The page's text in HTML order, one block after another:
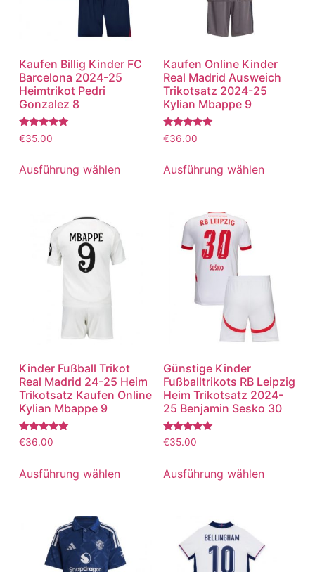
Kaufen Billig Kinder FC
Barcelona 2024-25
Heimtrikot Pedri
Gonzalez 8
Bewertet
mit
von 5
€35.00
Ausführung wählen
Kaufen Online Kinder
Real Madrid Ausweich
Trikotsatz 2024-25
Kylian Mbappe 9
Bewertet
mit
von 5
€36.00
Ausführung wählen
Kinder Fußball Trikot
Real Madrid 24-25 Heim
Trikotsatz Kaufen Online
Kylian Mbappe 9
Bewertet
mit
von 5
€36.00
Ausführung wählen
Günstige Kinder
Fußballtrikots RB Leipzig
Heim Trikotsatz 2024-
25 Benjamin Sesko 30
Bewertet
mit
von 5
€35.00
Ausführung wählen